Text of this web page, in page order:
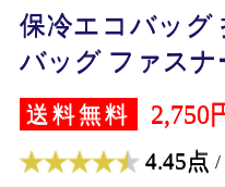
保冷エコバッグ
バッグ ファスナ
送料無料 2,750
4.45点 /